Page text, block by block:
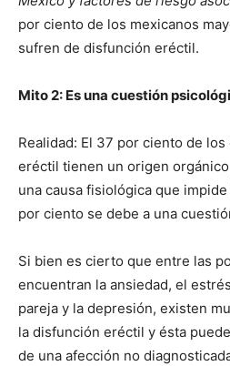
por ciento de los mexicanos
sufren de disfunción eréctil.
Mito 2: Es una cuestión
Realidad: El 37 por ciento de
eréctil tienen un origen
una causa fisiológica que
por ciento se debe a una
Si bien es cierto que entre las
encuentran la ansiedad, el
pareja y la depresión, existen
la disfunción eréctil y ésta
de una afección no